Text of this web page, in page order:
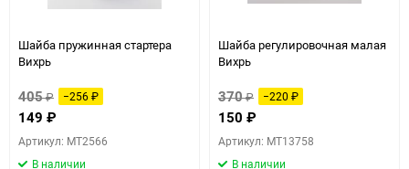
Шайба пружинная стартера
Вихрь
405₽ −256₽
149 ₽
Артикул: MT2566
В наличии
Шайба регулировочная малая
Вихрь
370₽ −220 ₽
150 ₽
Артикул: MT13758
В наличии